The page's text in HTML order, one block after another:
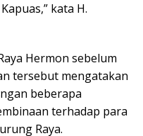
kata H.
Hermon sebelum
tersebut mengatakan
beberapa
terhadap para
Raya.